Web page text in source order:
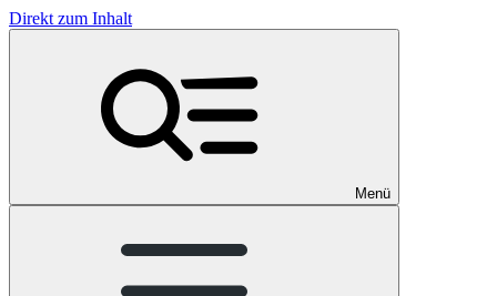
Direkt zum Inhalt
Menü